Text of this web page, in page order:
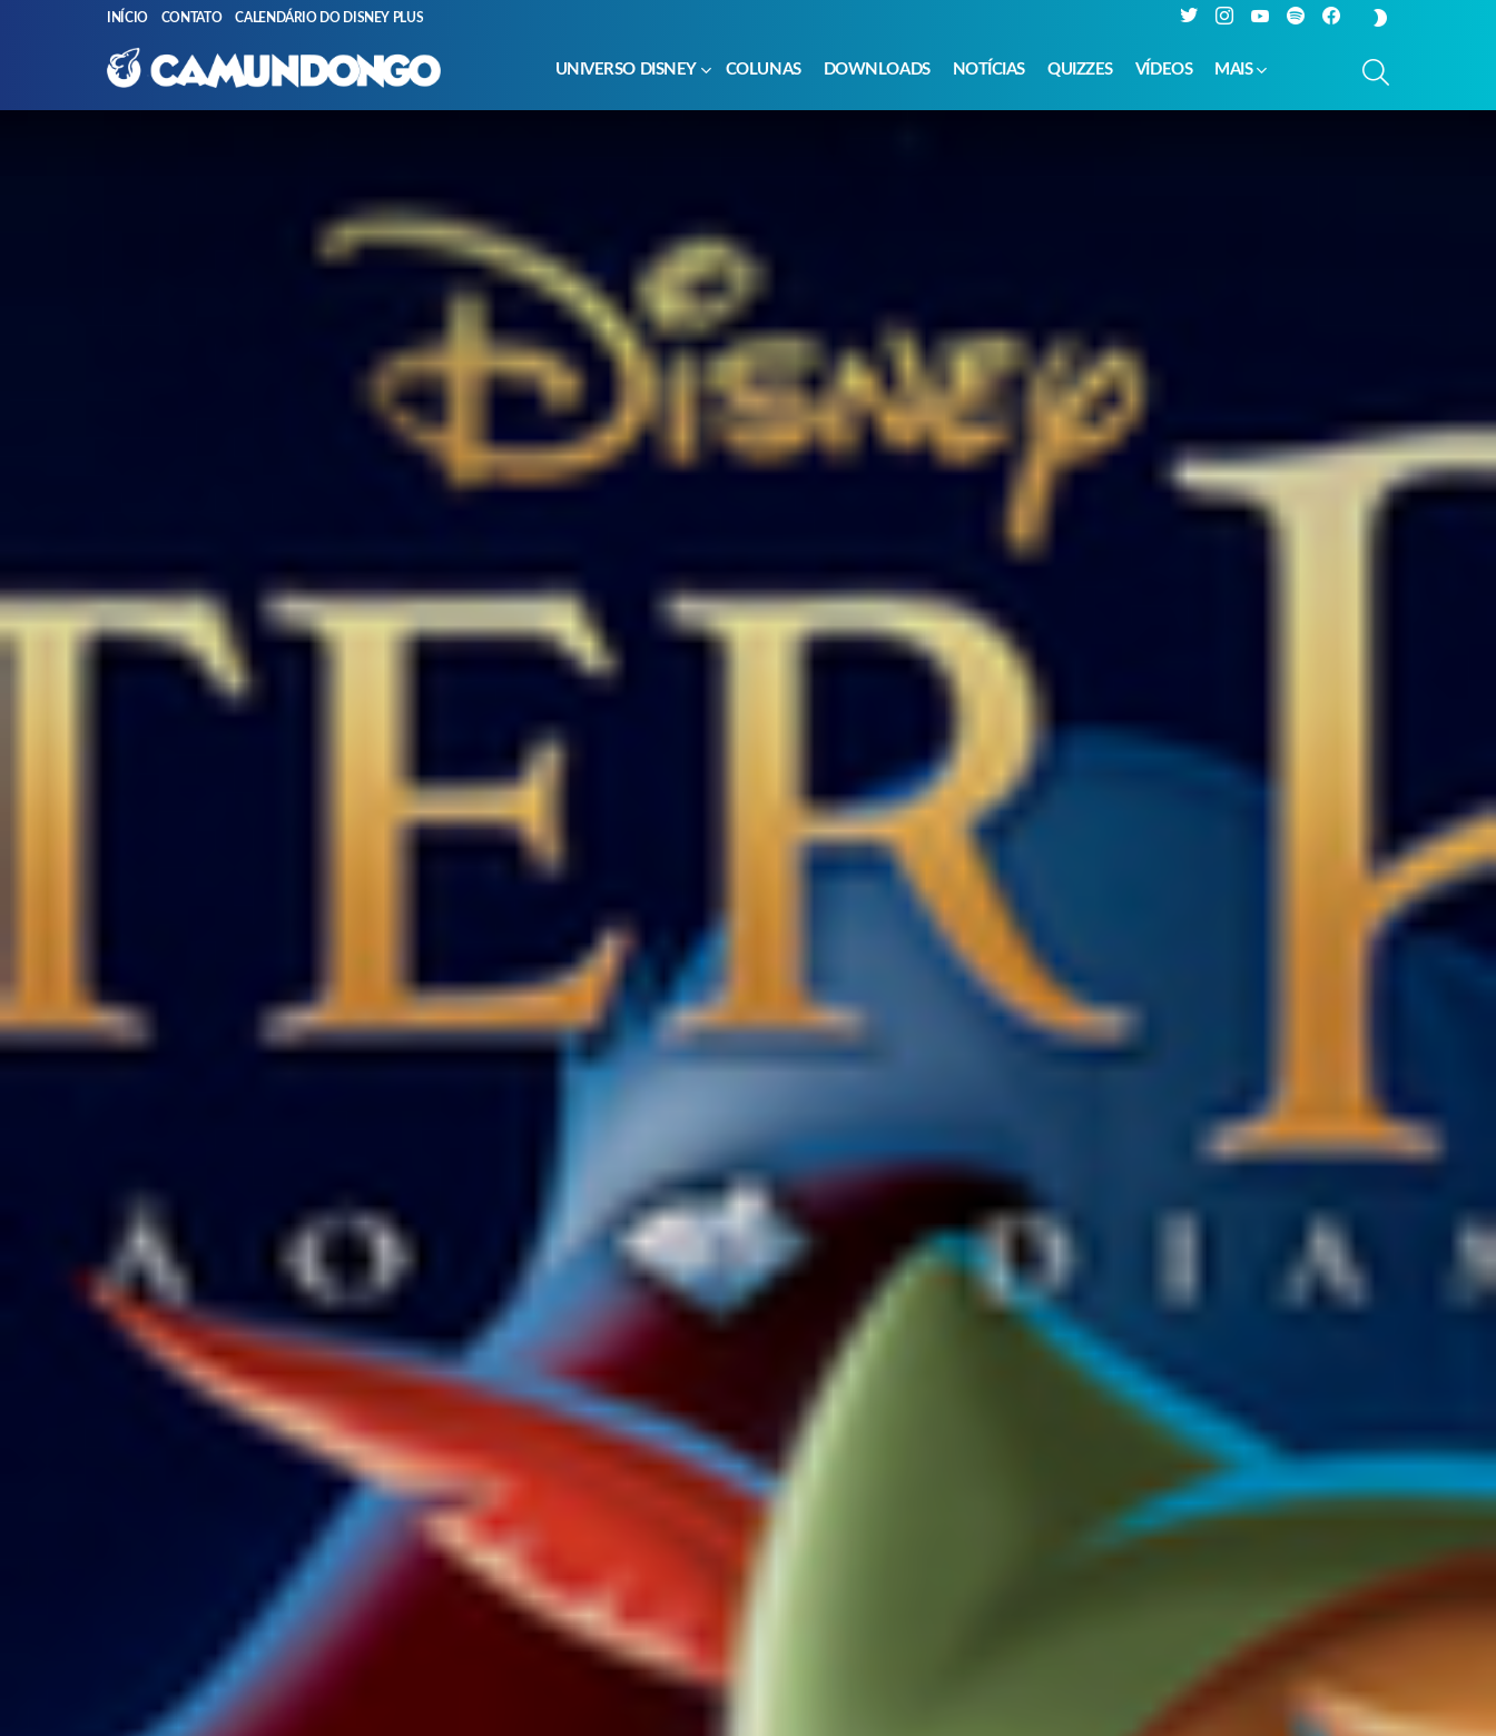
INÍCIO CONTATO CALENDÁRIO DO DISNEY PLUS
TwitterInstagramYouTubeSpotify Facebook
UNIVERSO DISNEY COLUNAS DOWNLOADS NOTÍCIAS QUIZZES VÍDEOS MAIS